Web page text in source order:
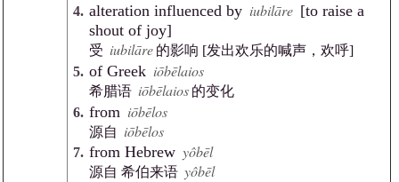
alteration influenced by iubilāre [to raise a
shout of joy]
受 iubilāre 的影响 [发出欢乐的喊声，欢呼]
of Greek iōbēlaios
希腊语 iōbēlaios 的变化
from iōbēlos
源自 iōbēlos
from Hebrew yôbēl
源自 希伯来语 yôbēl